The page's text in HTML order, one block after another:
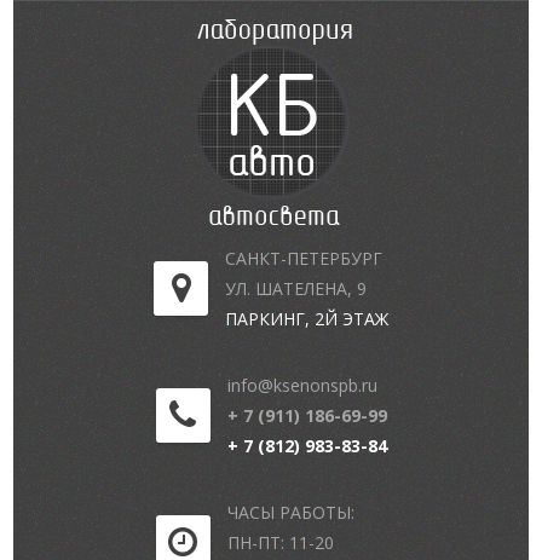
САНКТ-ПЕТЕРБУРГ
УЛ. ШАТЕЛЕНА, 9
ПАРКИНГ, 2Й ЭТАЖ
info@ksenonspb.ru
+ 7 (911) 186-69-99
+ 7 (812) 983-83-84
ЧАСЫ РАБОТЫ:
ПН-ПТ: 11-20